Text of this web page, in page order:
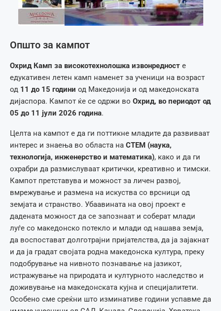
Општо за кампот
Охрид Камп за високотехнолошка извонредност е
едукативен летен камп наменет за ученици на возраст
од 11 до 15 години од Македонија и од македонската
дијаспора. Кампот ќе се одржи во Охрид, во периодот од
05 до 11 јули 2026 година.
Целта на кампот е да ги поттикне младите да развиваат
интерес и знаења во областа на СТЕМ (наука,
технологија, инженерство и математика), како и да ги
охрабри да размислуваат критички, креативно и тимски.
Кампот претставува и можност за личен развој,
вмрежување и размена на искуства со врсници од
земјата и странство. Убаавината на овој проект е
дадената можност да се запознаат и соберат млади
луѓе со македонско потекло и млади од нашава земја,
да воспостават долготрајни пријателства, да ја зајакнат
и да ја градат својата родна македонска култура, преку
подобрување на нивното познавање на јазикот,
истражување на природата и културното наследство и
доживување на македонската кујна и специјалитети.
Особено сме среќни што изминативе години успавме да